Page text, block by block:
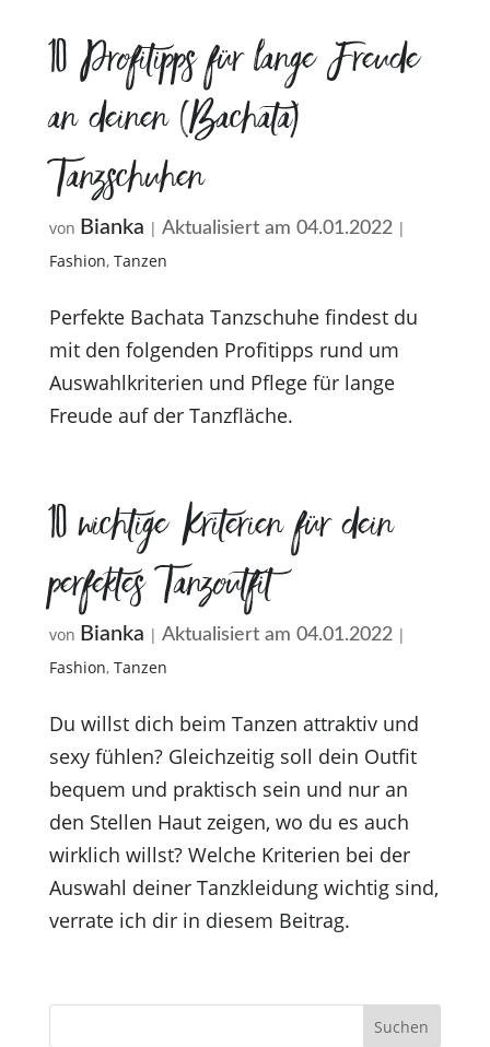
10 Profitipps für lange Freude
an deinen (Bachata)
Tanzschuhen
von Bianka | Aktualisiert am 04.01.2022|
Fashion, Tanzen
Perfekte Bachata Tanzschuhe findest du
mit den folgenden Profitipps rund um
Auswahlkriterien und Pflege für lange
Freude auf der Tanzfläche.
10 wichtige Kriterien für dein
perfektes Tanzoutfit
von Bianka | Aktualisiert am 04.01.2022|
Fashion, Tanzen
Du willst dich beim Tanzen attraktiv und
sexy fühlen? Gleichzeitig soll dein Outfit
bequem und praktisch sein und nur an
den Stellen Haut zeigen, wo du es auch
wirklich willst? Welche Kriterien bei der
Auswahl deiner Tanzkleidung wichtig sind,
verrate ich dir in diesem Beitrag.